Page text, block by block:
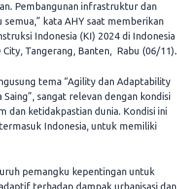
Pembangunan infrastruktur dan
kata AHY saat memberikan
Indonesia (KI) 2024 di Indonesia
City, Tangerang, Banten, Rabu (06/11).
tema “Agility dan Adaptability
sangat relevan dengan kondisi
dan ketidakpastian dunia. Kondisi ini
Indonesia, untuk memiliki
pemangku kepentingan untuk
terhadap dampak urbanisasi dan